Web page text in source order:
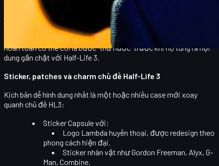
Đến CS2, Valve đã giới thiệu charms và thử nghiệm phong cách
"Half-Life" một lần nữa với charm"Lil' Eldritch"
Vortigaunt – một chủng tộc kinh điển trong vũ trụ Half-Life. Đây
hoàn toàn có thể coi là bước "thử nước" trước khi họ tung ra nội
dung gắn chặt với Half-Life 3.
Sticker, patches và charm chủ đề Half-Life 3
Kịch bản dễ hình dung nhất là một hoặc nhiều case mới xoay
quanh chủ đề HL3:
Sticker Capsulevới:
Logo Lambda huyền thoại, được redesign theo
phong cách hiện đại.
Sticker nhân vật như Gordon Freeman, Alyx, G-
Man, Combine.